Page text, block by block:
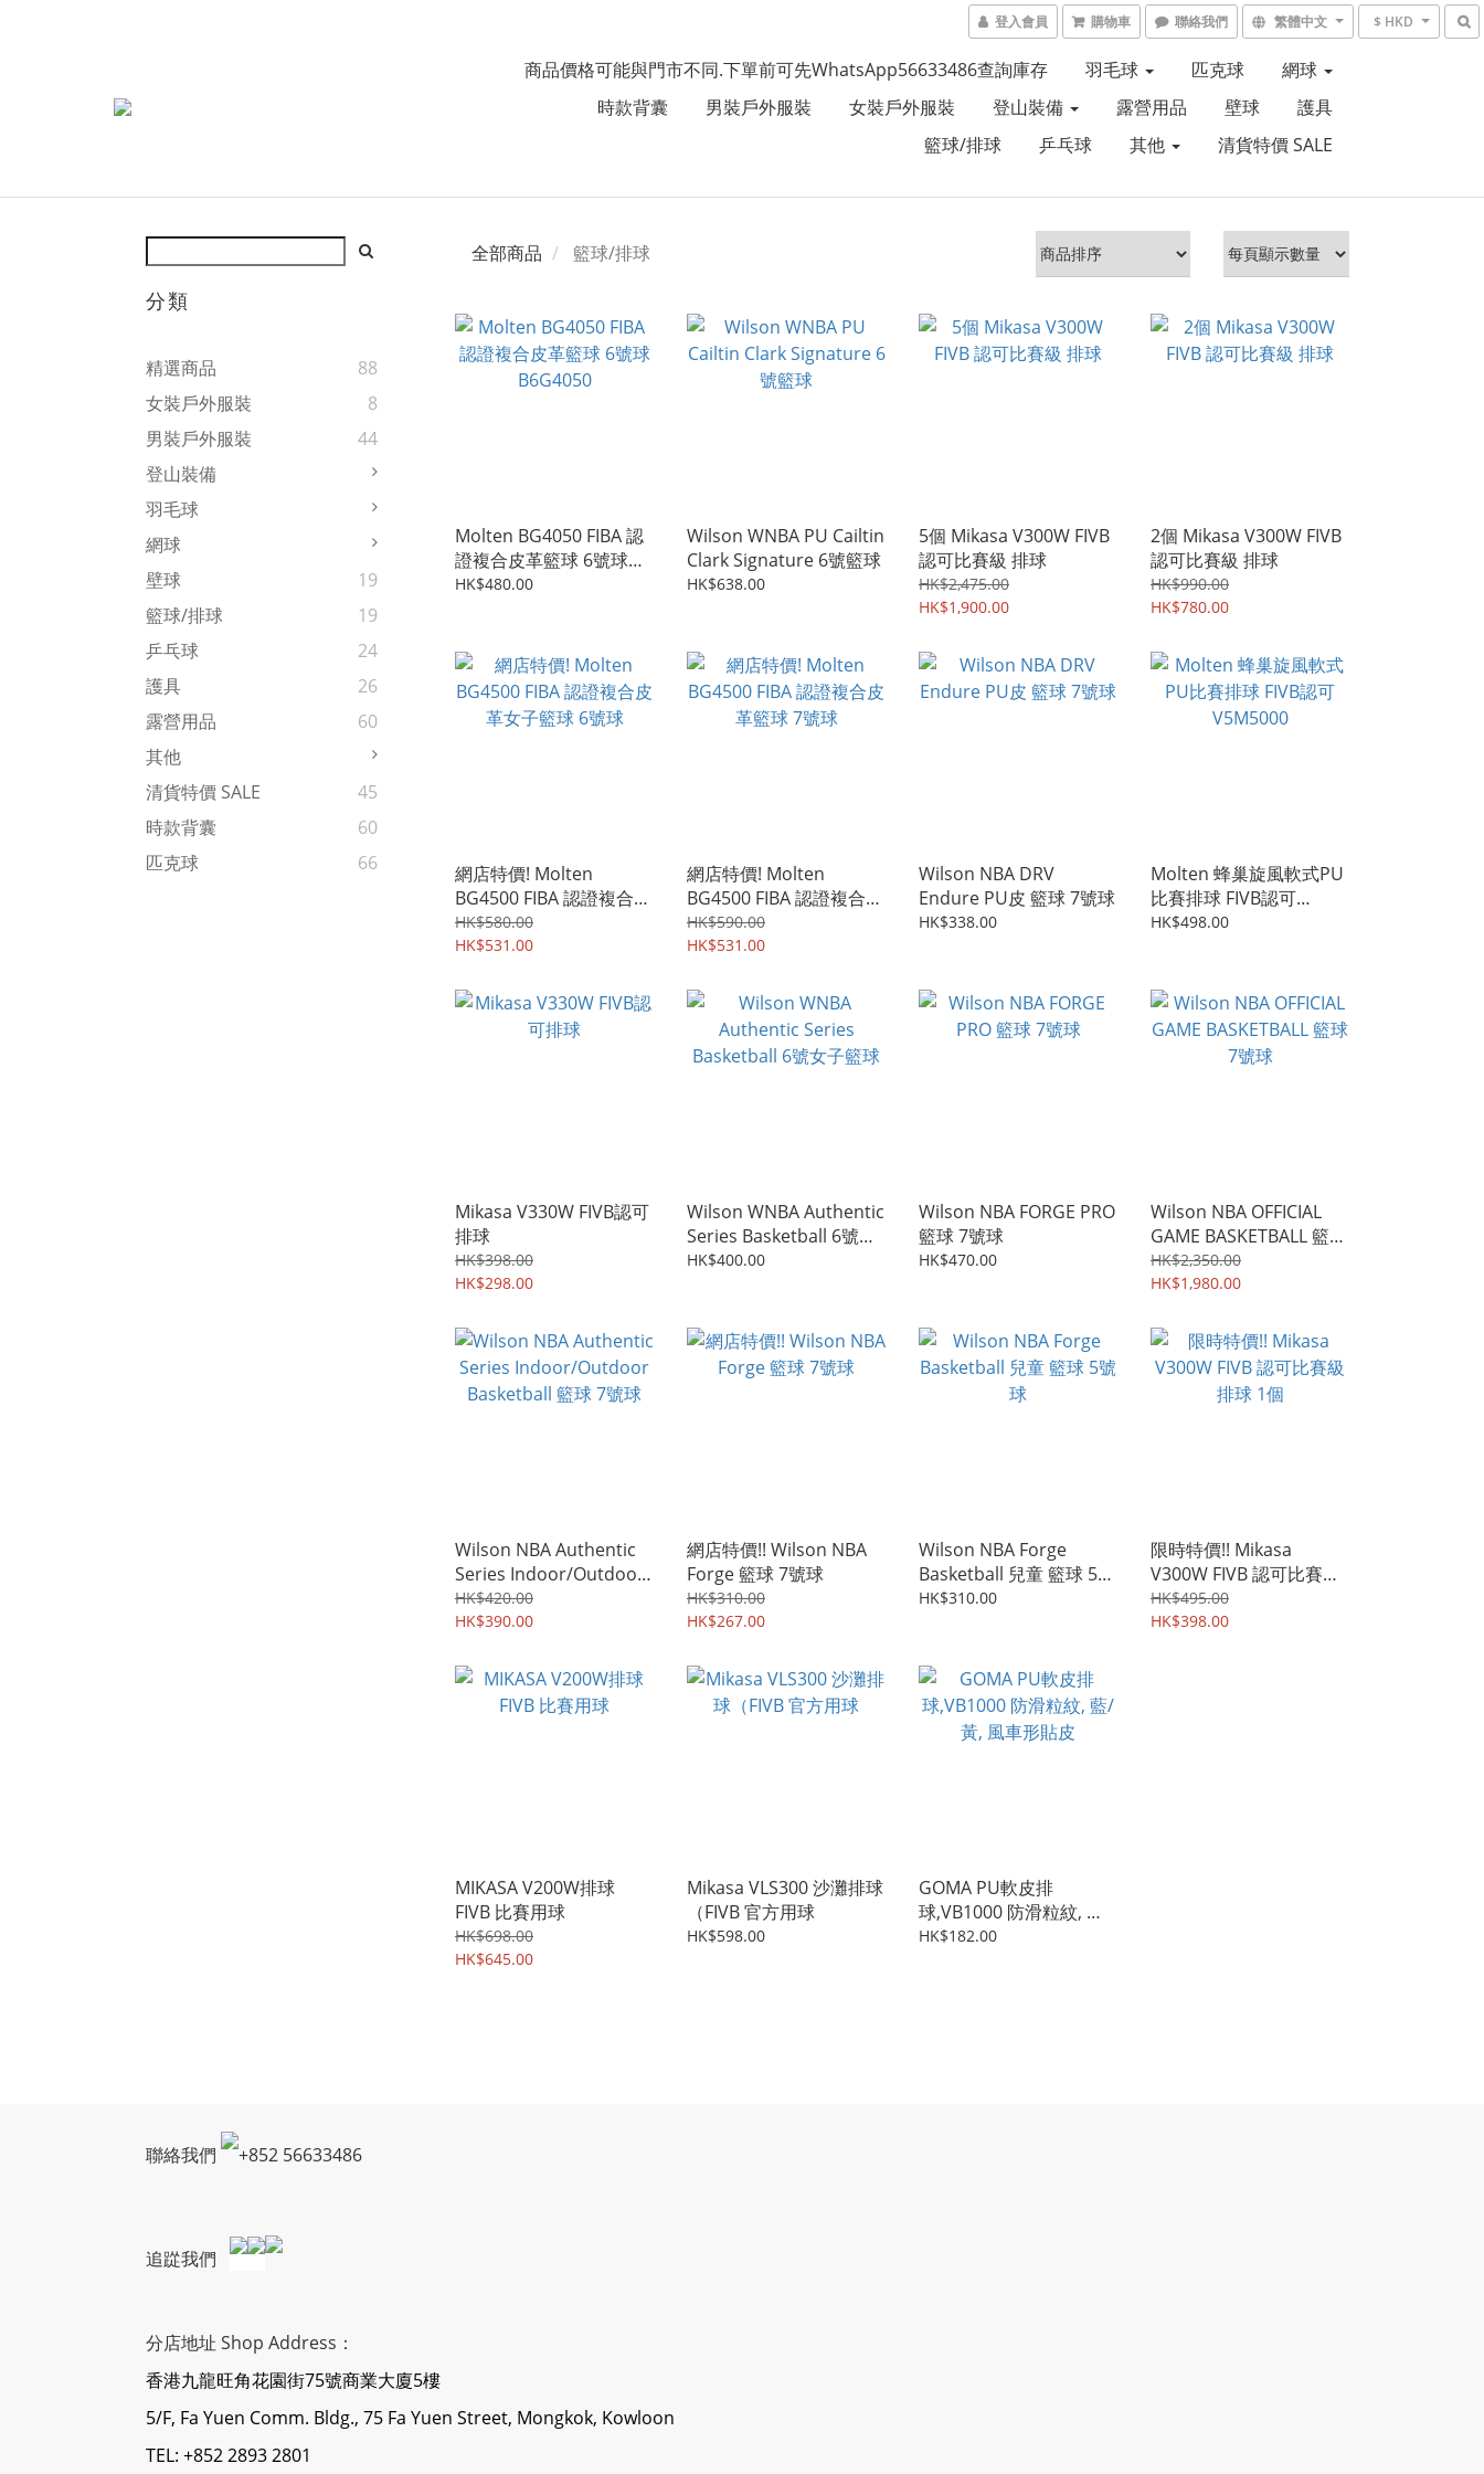
登入會員 購物車 聯絡我們 繁體中文 $ HKD
商品價格可能與門市不同.下單前可先WhatsApp56633486查詢庫存 羽毛球 匹克球
網球
時款背囊
男裝戶外服裝 女裝戶外服裝 登山裝備 露營用品 壁球
護具
籃球/排球
乒乓球 其他 清貨特價 SALE
分類
精選商品
88
女裝戶外服裝
8
男裝戶外服裝
44
登山裝備
羽毛球
網球
壁球
19
籃球/排球
19
乒乓球
24
護具
26
露營用品
60
其他
清貨特價 SALE
45
時款背囊
60
匹克球
66
全部商品 籃球/排球
Molten BG4050 FIBA ​​認
證複合皮革籃球 6號球
B6G4050
HK$480.00
Wilson WNBA PU Cailtin
Clark Signature 6號籃球
HK$638.00
5個 Mikasa V300W FIVB
認可比賽級 排球
HK$2,475.00
HK$1,900.00
2個 Mikasa V300W FIVB
認可比賽級 排球
HK$990.00
HK$780.00
網店特價! Molten
BG4500 FIBA ​​認證複合皮
革女子籃球 6號球
HK$580.00
HK$531.00
網店特價! Molten
BG4500 FIBA ​​認證複合皮
革籃球 7號球
HK$590.00
HK$531.00
Wilson NBA DRV
Endure PU皮 籃球 7號球
HK$338.00
Molten 蜂巢旋風軟式PU
比賽排球 FIVB認可
V5M5000
HK$498.00
Mikasa V330W FIVB認可
排球
HK$398.00
HK$298.00
Wilson WNBA Authentic
Series Basketball 6號女
子籃球
HK$400.00
Wilson NBA FORGE PRO
籃球 7號球
HK$470.00
Wilson NBA OFFICIAL
GAME BASKETBALL 籃球
7號球
HK$2,350.00
HK$1,980.00
Wilson NBA Authentic
Series Indoor/Outdoor
HK$420.00
HK$390.00
網店特價!! Wilson NBA
Forge 籃球 7號球
HK$310.00
HK$267.00
Wilson NBA Forge
Basketball 兒童 籃球 5號
球
HK$310.00
限時特價!! Mikasa
V300W FIVB 認可比賽級
排球 1個
HK$495.00
HK$398.00
MIKASA V200W排球
FIVB 比賽用球
HK$698.00
HK$645.00
Mikasa VLS300 沙灘排球
（FIVB 官方用球
HK$598.00
GOMA PU軟皮排
球,VB1000 防滑粒紋, 藍/
黃, 風車形貼皮
HK$182.00
聯絡我們 +852 56633486
追踨我們
分店地址 Shop Address：
香港九龍旺角花園街75號商業大廈5樓
5/F, Fa Yuen Comm. Bldg., 75 Fa Yuen Street, Mongkok, Kowloon
TEL: +852 2893 2801